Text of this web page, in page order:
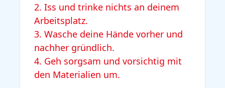
2. Iss und trinke nichts an deinem
Arbeitsplatz.
3. Wasche deine Hände vorher und
nachher gründlich.
4. Geh sorgsam und vorsichtig mit
den Materialien um.